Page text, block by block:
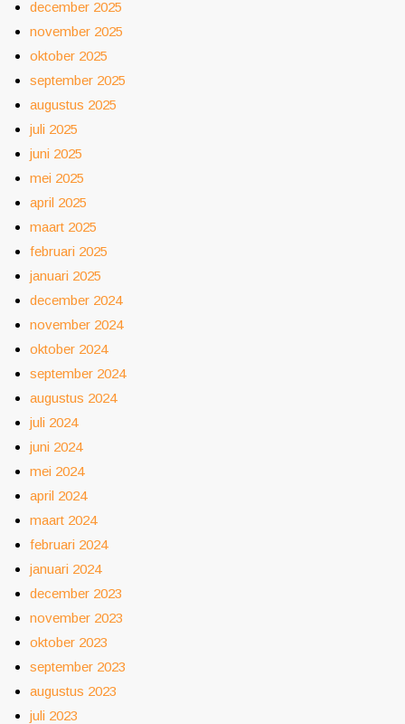
december 2025
november 2025
oktober 2025
september 2025
augustus 2025
juli 2025
juni 2025
mei 2025
april 2025
maart 2025
februari 2025
januari 2025
december 2024
november 2024
oktober 2024
september 2024
augustus 2024
juli 2024
juni 2024
mei 2024
april 2024
maart 2024
februari 2024
januari 2024
december 2023
november 2023
oktober 2023
september 2023
augustus 2023
juli 2023